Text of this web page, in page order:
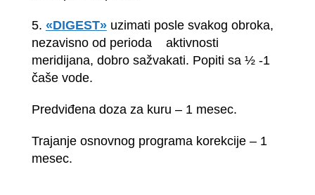
5. «DIGEST»uzimati posle svakog obroka,
nezavisno od perioda aktivnosti
meridijana, dobro sažvakati. Popiti sa ½ -1
čaše vode.
Predviđena doza za kuru – 1 mesec.
Trajanje osnovnog programa korekcije – 1
mesec.